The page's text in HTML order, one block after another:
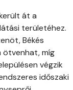
át a
területéhez.
Békés
ötvenhat, míg
végzik
időszaki